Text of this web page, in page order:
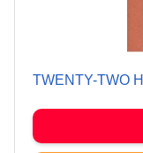
TWENTY-TWO